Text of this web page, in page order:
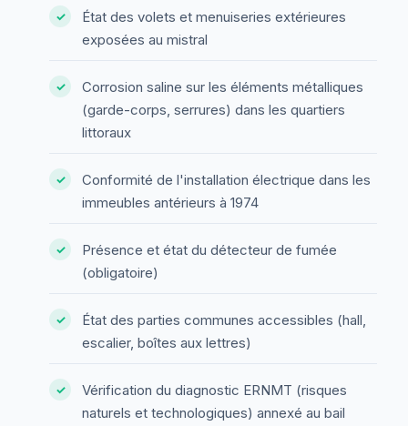
État des volets et menuiseries extérieures
exposées au mistral
Corrosion saline sur les éléments métalliques
(garde-corps, serrures) dans les quartiers
littoraux
Conformité de l'installation électrique dans les
immeubles antérieurs à 1974
Présence et état du détecteur de fumée
(obligatoire)
État des parties communes accessibles (hall,
escalier, boîtes aux lettres)
Vérification du diagnostic ERNMT (risques
naturels et technologiques) annexé au bail